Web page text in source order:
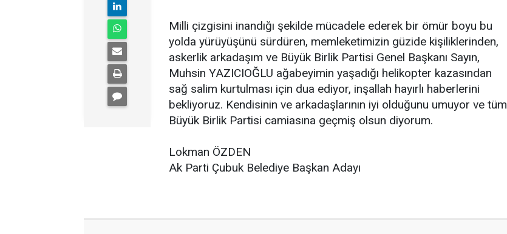
Milli çizgisini inandığı şekilde mücadele ederek bir ömür boyu bu
yolda yürüyüşünü sürdüren, memleketimizin güzide kişiliklerinden,
askerlik arkadaşım ve Büyük Birlik Partisi Genel Başkanı Sayın,
Muhsin YAZICIOĞLU ağabeyimin yaşadığı helikopter kazasından
sağ salim kurtulması için dua ediyor, inşallah hayırlı haberlerini
bekliyoruz. Kendisinin ve arkadaşlarının iyi olduğunu umuyor ve tüm
Büyük Birlik Partisi camiasına geçmiş olsun diyorum.
Lokman ÖZDEN
Ak Parti Çubuk Belediye Başkan Adayı